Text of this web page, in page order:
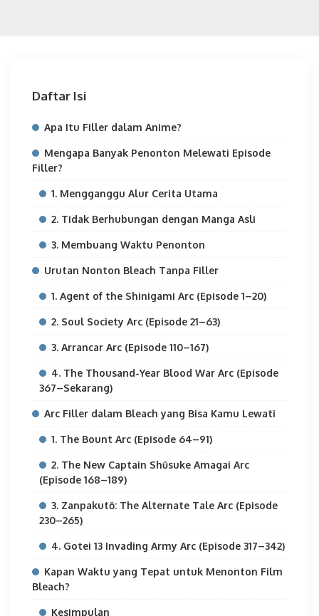
Daftar Isi
Apa Itu Filler dalam Anime?
Mengapa Banyak Penonton Melewati Episode
Filler?
1. Mengganggu Alur Cerita Utama
2. Tidak Berhubungan dengan Manga Asli
3. Membuang Waktu Penonton
Urutan Nonton Bleach Tanpa Filler
1. Agent of the Shinigami Arc (Episode 1–20)
2. Soul Society Arc (Episode 21–63)
3. Arrancar Arc (Episode 110–167)
4. The Thousand-Year Blood War Arc (Episode
367–Sekarang)
Arc Filler dalam Bleach yang Bisa Kamu Lewati
1. The Bount Arc (Episode 64–91)
2. The New Captain Shūsuke Amagai Arc
(Episode 168–189)
3. Zanpakutō: The Alternate Tale Arc (Episode
230–265)
4. Gotei 13 Invading Army Arc (Episode 317–342)
Kapan Waktu yang Tepat untuk Menonton Film
Bleach?
Kesimpulan